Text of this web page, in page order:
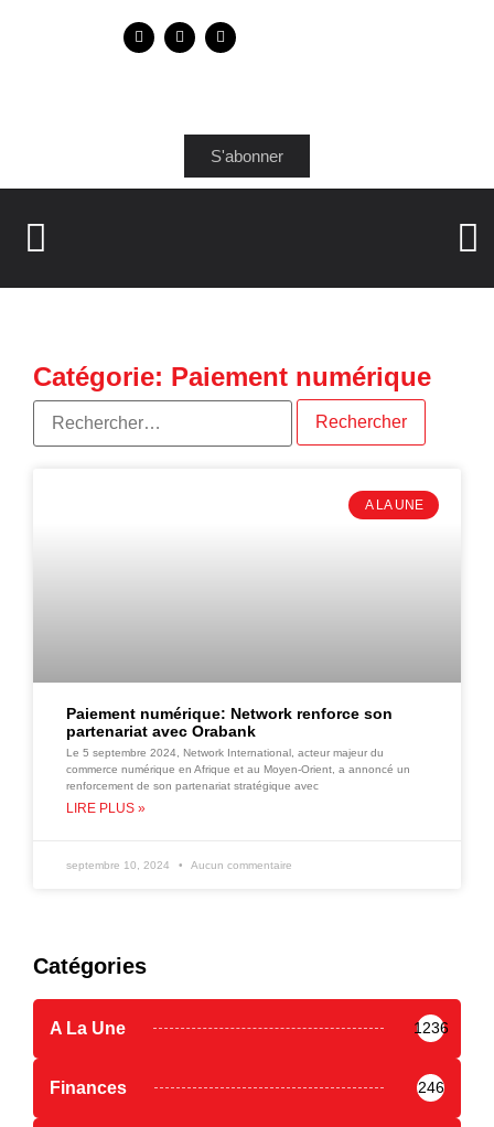
S'abonner
Catégorie: Paiement numérique
A LA UNE
Paiement numérique: Network renforce son
partenariat avec Orabank
Le 5 septembre 2024, Network International, acteur majeur du
commerce numérique en Afrique et au Moyen-Orient, a annoncé un
renforcement de son partenariat stratégique avec
LIRE PLUS »
septembre 10, 2024 Aucun commentaire
Catégories
A La Une 1236
Finances 246